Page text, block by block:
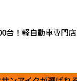
台！軽自動車専門